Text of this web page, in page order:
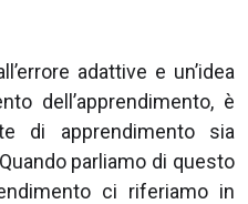
adattive e un’idea
dell’apprendimento, è
di apprendimento sia
parliamo di questo
ci riferiamo in